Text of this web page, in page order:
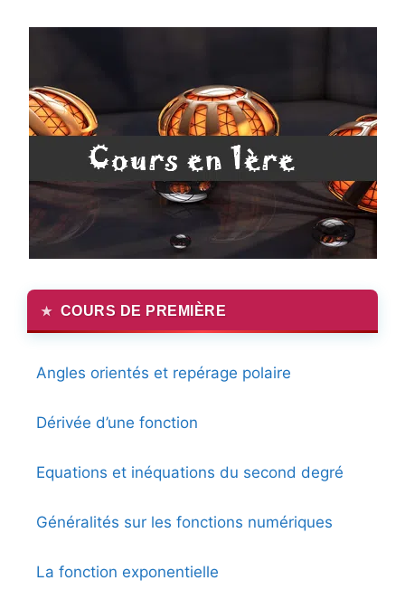
COURS DE PREMIÈRE
Angles orientés et repérage polaire
Dérivée d’une fonction
Equations et inéquations du second degré
Généralités sur les fonctions numériques
La fonction exponentielle